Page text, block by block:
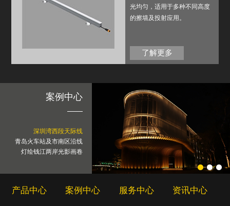
光均匀，适用于多种不同高度
的擦墙及投射应用。
了解更多
案例中心
深圳湾西段天际线
青岛火车站及市南区沿线
灯绘钱江两岸光影画卷
产品中心 案例中心 服务中心 资讯中心